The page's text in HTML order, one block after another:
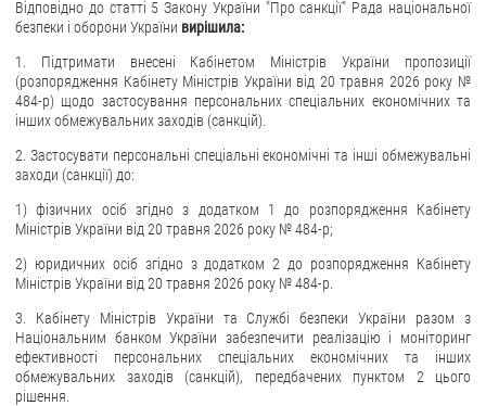
Відповідно до статті 5 Закону України "Про санкції" Рада національної
безпеки і оборони України вирішила:
1. Підтримати внесені Кабінетом Міністрів України пропозиції
(розпорядження Кабінету Міністрів України від 20 травня 2026 року №
484-р) щодо застосування персональних спеціальних економічних та
інших обмежувальних заходів (санкцій).
2. Застосувати персональні спеціальні економічні та інші обмежувальні
заходи (санкції) до:
1) фізичних осіб згідно з додатком 1 до розпорядження Кабінету
Міністрів України від 20 травня 2026 року № 484-р;
2) юридичних осіб згідно з додатком 2 до розпорядження Кабінету
Міністрів України від 20 травня 2026 року № 484-р.
3. Кабінету Міністрів України та Службі безпеки України разом з
Національним банком України забезпечити реалізацію і моніторинг
ефективності персональних спеціальних економічних та інших
обмежувальних заходів (санкцій), передбачених пунктом 2 цього
рішення.